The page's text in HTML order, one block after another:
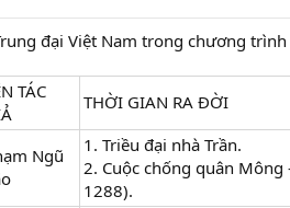
đại Việt Nam trong chương trình
TÁC
THỜI GIAN RA ĐỜI
Ngũ
1. Triều đại nhà Trần.
2. Cuộc chống quân
1288).